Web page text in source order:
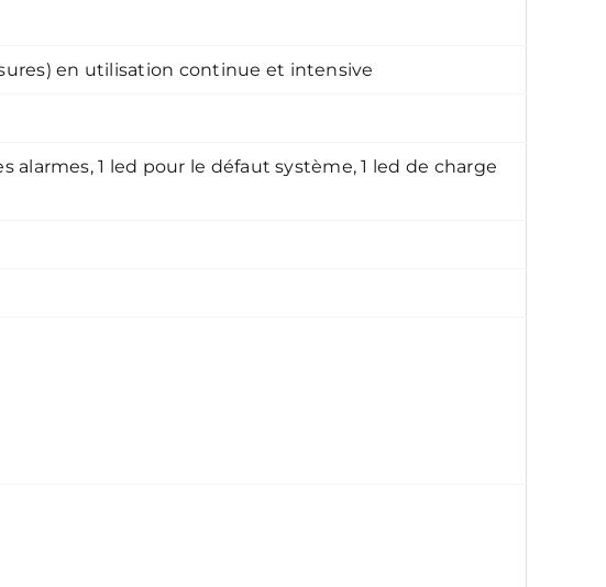
en utilisation continue et intensive
alarmes, 1 led pour le défaut système, 1 led de charge